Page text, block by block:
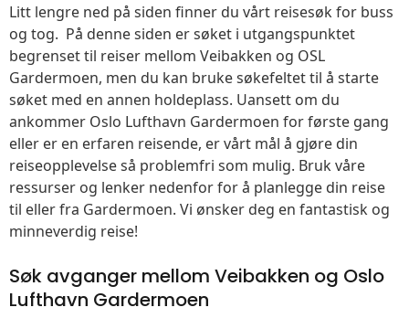
Litt lengre ned på siden finner du vårt reisesøk for buss
og tog. På denne siden er søket i utgangspunktet
begrenset til reiser mellom Veibakken og OSL
Gardermoen, men du kan bruke søkefeltet til å starte
søket med en annen holdeplass. Uansett om du
ankommer Oslo Lufthavn Gardermoen for første gang
eller er en erfaren reisende, er vårt mål å gjøre din
reiseopplevelse så problemfri som mulig. Bruk våre
ressurser og lenker nedenfor for å planlegge din reise
til eller fra Gardermoen. Vi ønsker deg en fantastisk og
minneverdig reise!
Søk avganger mellom Veibakken og Oslo
Lufthavn Gardermoen